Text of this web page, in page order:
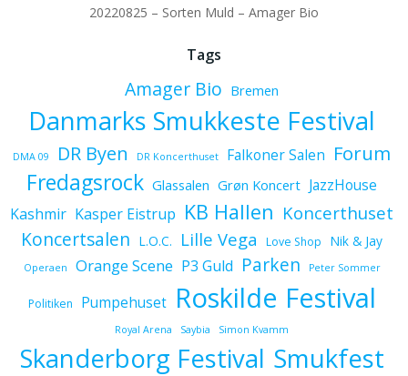
20220825 – Sorten Muld – Amager Bio
Tags
Amager Bio Bremen
Danmarks Smukkeste Festival
DMA 09 DR Byen DR Koncerthuset Falkoner Salen Forum
Fredagsrock Glassalen Grøn Koncert JazzHouse
Kashmir Kasper Eistrup KB Hallen Koncerthuset
Koncertsalen L.O.C. Lille Vega Love Shop Nik & Jay
Operaen Orange Scene P3 Guld Parken Peter Sommer
Politiken Pumpehuset Roskilde Festival
Royal Arena Saybia Simon Kvamm
Skanderborg Festival Smukfest